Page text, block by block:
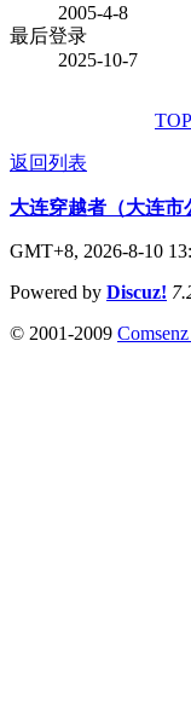
2005-4-8
最后登录
2025-10-7
TOP
返回列表
大连穿越者（大连市
GMT+8, 2026-8-10
Powered by Discuz!
© 2001-2009